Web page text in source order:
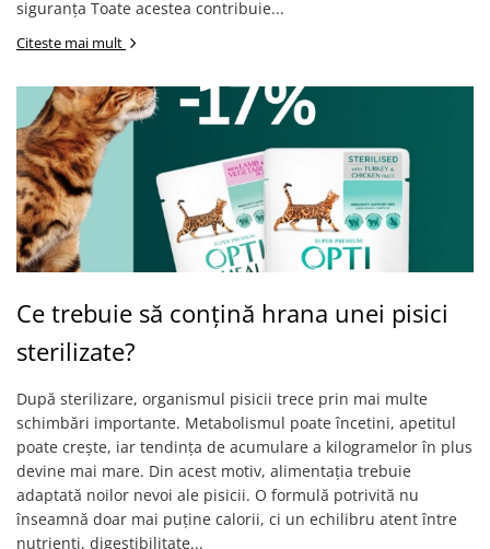
siguranța Toate acestea contribuie...
Citeste mai mult
Ce trebuie să conțină hrana unei pisici
sterilizate?
După sterilizare, organismul pisicii trece prin mai multe
schimbări importante. Metabolismul poate încetini, apetitul
poate crește, iar tendința de acumulare a kilogramelor în plus
devine mai mare. Din acest motiv, alimentația trebuie
adaptată noilor nevoi ale pisicii. O formulă potrivită nu
înseamnă doar mai puține calorii, ci un echilibru atent între
nutrienți, digestibilitate...